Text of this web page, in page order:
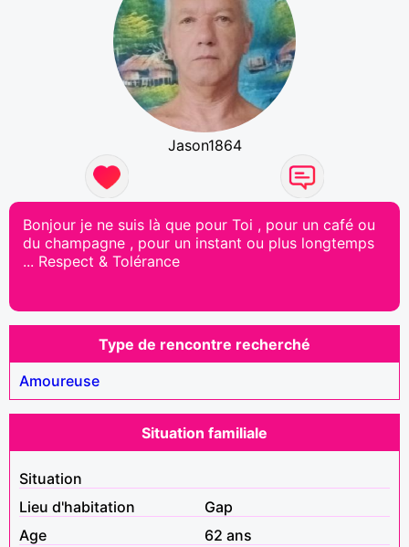
Jason1864
Bonjour je ne suis là que pour Toi , pour un café ou
du champagne , pour un instant ou plus longtemps
... Respect & Tolérance
Type de rencontre recherché
Amoureuse
Situation familiale
Situation
Lieu d'habitation
Gap
Age
62 ans